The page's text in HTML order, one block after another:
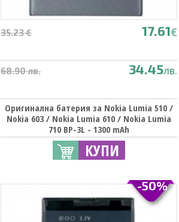
35.23 € 17.61€
68.90 лв. 34.45лв.
Оригинална батерия за Nokia Lumia 510 /
Nokia 603 / Nokia Lumia 610 / Nokia Lumia
710 BP-3L - 1300 mAh
КУПИ
-50%